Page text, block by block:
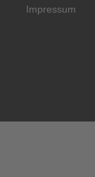
Impressum